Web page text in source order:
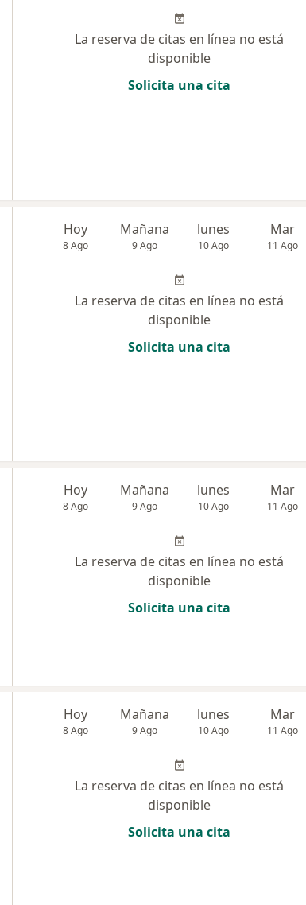
La reserva de citas en línea no está
disponible
Solicita una cita
Hoy
8 Ago
Mañana
9 Ago
lunes
10 Ago
Mar
11 Ago
La reserva de citas en línea no está
disponible
Solicita una cita
Hoy
8 Ago
Mañana
9 Ago
lunes
10 Ago
Mar
11 Ago
La reserva de citas en línea no está
disponible
Solicita una cita
Hoy
8 Ago
Mañana
9 Ago
lunes
10 Ago
Mar
11 Ago
La reserva de citas en línea no está
disponible
Solicita una cita